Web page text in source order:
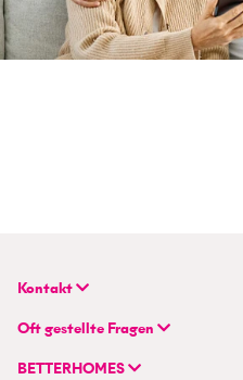
Kontakt
BETTERHOMES (Schweiz) AG
Hauptsitz
Flurstrasse 55
Oft gestellte Fragen
FAQ | Immobilienbewertung
BETTERHOMES